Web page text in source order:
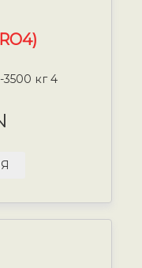
3500 кг 4